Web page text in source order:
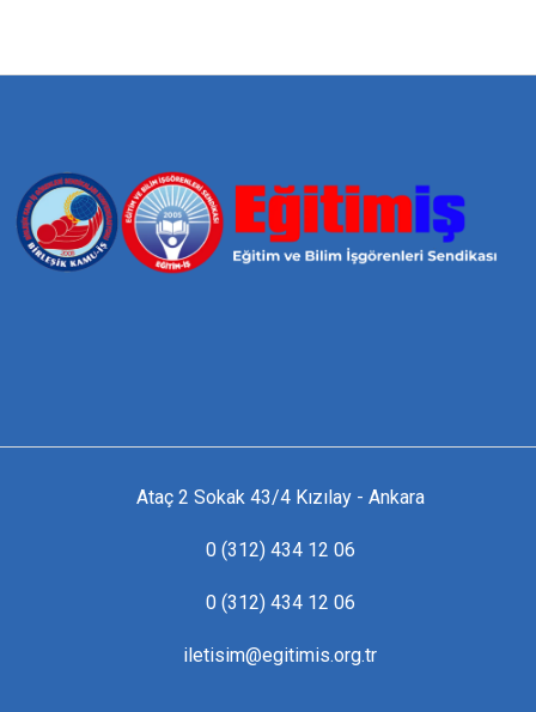
Ataç 2 Sokak 43/4 Kızılay - Ankara
0 (312) 434 12 06
0 (312) 434 12 06
iletisim@egitimis.org.tr